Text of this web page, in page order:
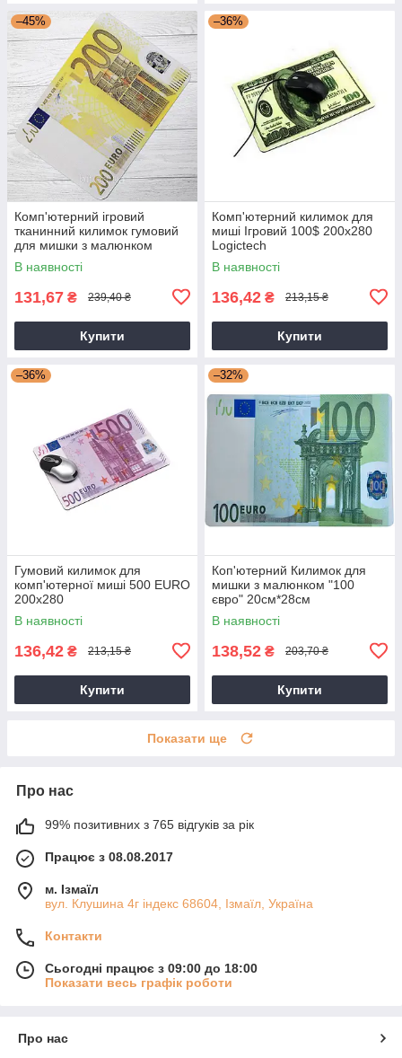
–45%
Комп'ютерний ігровий
тканинний килимок гумовий
для мишки з малюнком
принтом "200 євро" (20см х
28см)
В наявності
131,67 ₴ 239,40 ₴
Купити
–36%
Комп'ютерний килимок для
миші Ігровий 100$ 200x280
Logictech
В наявності
136,42 ₴ 213,15 ₴
Купити
–36%
Гумовий килимок для
комп'ютерної миші 500 EURO
200x280
В наявності
136,42 ₴ 213,15 ₴
Купити
–32%
Коп'ютерний Килимок для
мишки з малюнком "100
євро" 20см*28см
В наявності
138,52 ₴ 203,70 ₴
Купити
Показати ще
Про нас
99% позитивних з 765 відгуків за рік
Працює з 08.08.2017
м. Ізмаїл
вул. Клушина 4г індекс 68604, Ізмаїл, Україна
Контакти
Сьогодні працює з 09:00 до 18:00
Показати весь графік роботи
Про нас